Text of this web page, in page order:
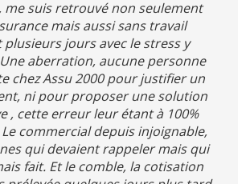
me suis retrouvé non seulement
mais aussi sans travail
jours avec le stress y
aberration, aucune personne
chez Assu 2000 pour justifier un
ni pour proposer une solution
, cette erreur leur étant à 100%
commercial depuis injoignable,
qui devaient rappeler mais qui
fait. Et le comble, la cotisation